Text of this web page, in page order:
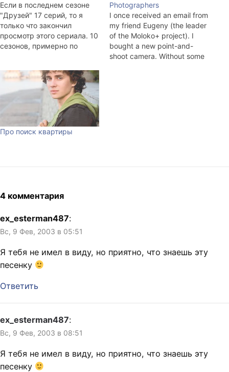
Если в последнем сезоне
"Друзей" 17 серий, то я
только что закончил
просмотр этого сериала. 10
сезонов, примерно по
10 сезоны смотрел на
английском. Для
любителей: Memorable
Quotes from "Futurama"
Memorable Quotes from
"Friends" Memorable Quotes
from "Sex and the…
Photographers
I once received an email from
my friend Eugeny (the leader
of the Moloko+ project). I
bought a new point-and-
shoot camera. Without some
Про поиск квартиры
4 комментария
ex_esterman487:
Вс, 9 Фев, 2003 в 05:51
Я тебя не имел в виду, но приятно, что знаешь эту
песенку
Ответить
ex_esterman487:
Вс, 9 Фев, 2003 в 08:51
Я тебя не имел в виду, но приятно, что знаешь эту
песенку